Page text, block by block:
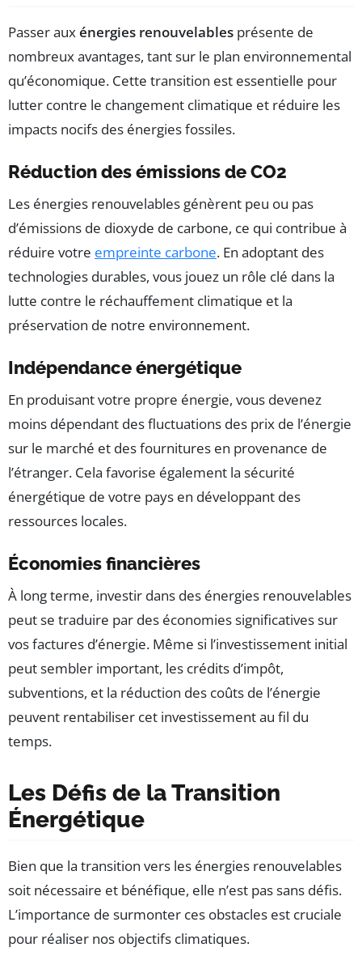
Passer auxénergies renouvelables présente de
nombreux avantages, tant sur le plan environnemental
qu’économique. Cette transition est essentielle pour
lutter contre le changement climatique et réduire les
impacts nocifs des énergies fossiles.
Réduction des émissions de CO2
Les énergies renouvelables génèrent peu ou pas
d’émissions de dioxyde de carbone, ce qui contribue à
réduire votre empreinte carbone. En adoptant des
technologies durables, vous jouez un rôle clé dans la
lutte contre le réchauffement climatique et la
préservation de notre environnement.
Indépendance énergétique
En produisant votre propre énergie, vous devenez
moins dépendant des fluctuations des prix de l’énergie
sur le marché et des fournitures en provenance de
l’étranger. Cela favorise également la sécurité
énergétique de votre pays en développant des
ressources locales.
Économies financières
À long terme, investir dans des énergies renouvelables
peut se traduire par des économies significatives sur
vos factures d’énergie. Même si l’investissement initial
peut sembler important, les crédits d’impôt,
subventions, et la réduction des coûts de l’énergie
peuvent rentabiliser cet investissement au fil du
temps.
Les Défis de la Transition
Énergétique
Bien que la transition vers les énergies renouvelables
soit nécessaire et bénéfique, elle n’est pas sans défis.
L’importance de surmonter ces obstacles est cruciale
pour réaliser nos objectifs climatiques.